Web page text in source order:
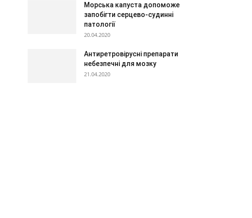
Морська капуста допоможе
запобігти серцево-судинні
патології
20.04.2020
Антиретровірусні препарати
небезпечні для мозку
21.04.2020